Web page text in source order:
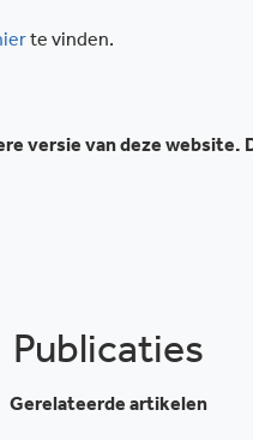
te vinden.
versie van deze website.
Publicaties
Gerelateerde artikelen